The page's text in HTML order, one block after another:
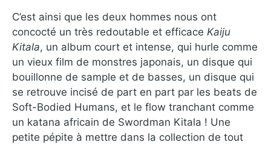
C’est ainsi que les deux hommes nous ont
concocté un très redoutable et efficace Kaiju
Kitala, un album court et intense, qui hurle comme
un vieux film de monstres japonais, un disque qui
bouillonne de sample et de basses, un disque qui
se retrouve incisé de part en part par les beats de
Soft-Bodied Humans, et le flow tranchant comme
un katana africain de Swordman Kitala ! Une
petite pépite à mettre dans la collection de tout